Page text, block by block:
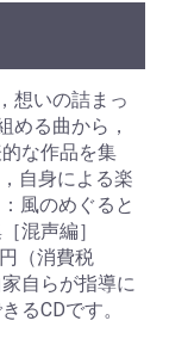
想いの詰まっ
める曲から，
な作品を集
自身による楽
風のめぐると
［混声編］
（消費税
自らが指導に
るCDです。